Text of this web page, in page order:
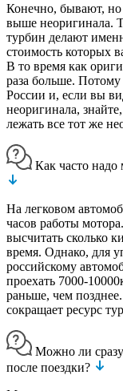
Конечно, бывают, но
выше неоригинала.
турбин делают
стоимость которых
В то время как
раза больше.
России и, если вы
неоригинала,
лежать все тот же
Как часто надо
На легковом
часов работы
высчитать сколько
время. Однако, для
российскому
проехать 7000-
раньше, чем
сокращает ресурс
Можно ли
после поездки?